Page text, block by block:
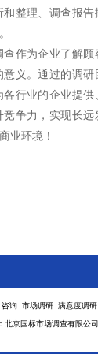
整理、调查报告
作为企业了解
义。通过的调
行业的企业提供
争力，实现长
业环境！
咨询 市场调研 满意度调研
北京国标市场调查有限公司